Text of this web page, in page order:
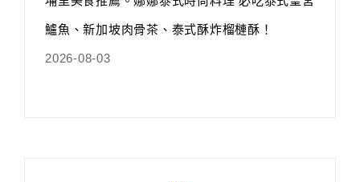
鱸魚、新加坡肉骨茶、泰式酥炸榴槤酥！
2026-08-03